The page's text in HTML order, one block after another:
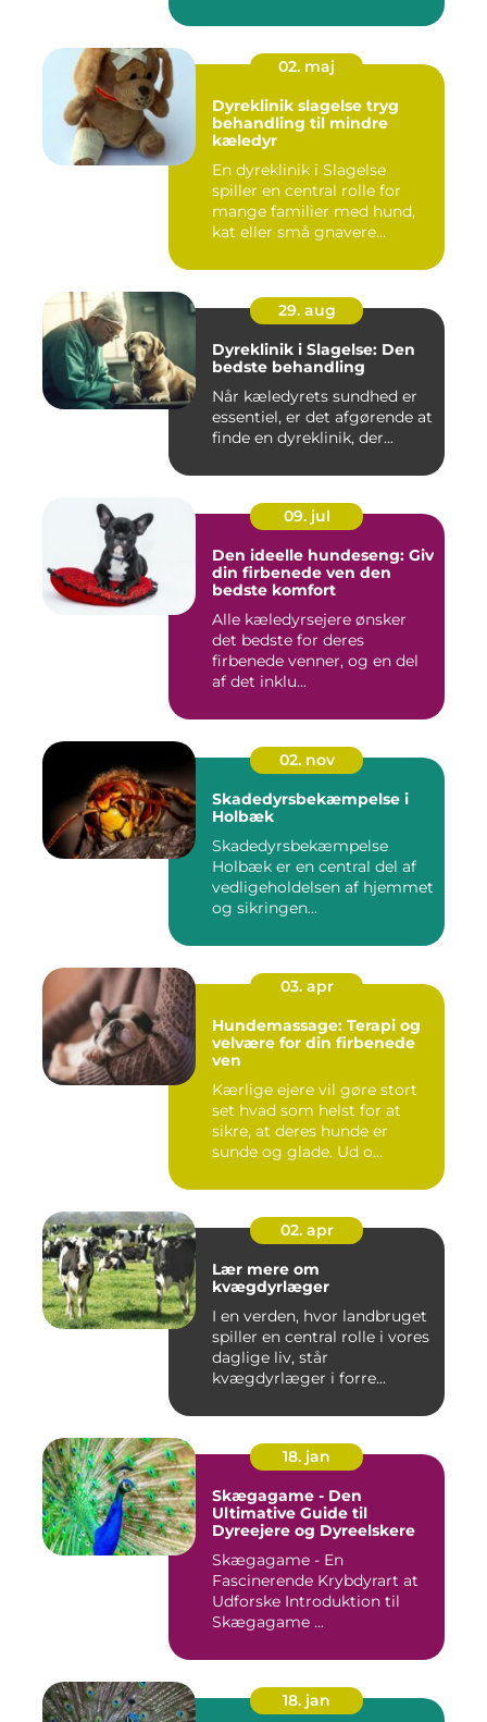
02. maj
Dyreklinik slagelse tryg
behandling til mindre
kæledyr
En dyreklinik i Slagelse
spiller en central rolle for
mange familier med hund,
kat eller små gnavere...
29. aug
Dyreklinik i Slagelse: Den
bedste behandling
Når kæledyrets sundhed er
essentiel, er det afgørende at
finde en dyreklinik, der...
09. jul
Den ideelle hundeseng: Giv
din firbenede ven den
bedste komfort
Alle kæledyrsejere ønsker
det bedste for deres
firbenede venner, og en del
af det inklu...
02. nov
Skadedyrsbekæmpelse i
Holbæk
Skadedyrsbekæmpelse
Holbæk er en central del af
vedligeholdelsen af hjemmet
og sikringen...
03. apr
Hundemassage: Terapi og
velvære for din firbenede
ven
Kærlige ejere vil gøre stort
set hvad som helst for at
sikre, at deres hunde er
sunde og glade. Ud o...
02. apr
Lær mere om
kvægdyrlæger
I en verden, hvor landbruget
spiller en central rolle i vores
daglige liv, står
kvægdyrlæger i forre...
18. jan
Skægagame - Den
Ultimative Guide til
Dyreejere og Dyreelskere
Skægagame - En
Fascinerende Krybdyrart at
Udforske Introduktion til
Skægagame ...
18. jan